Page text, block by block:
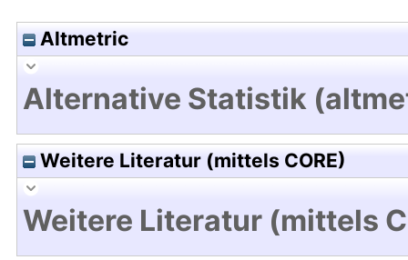
Altmetric
Alternative Statistik
Weitere Literatur (mittels CORE)
Weitere Literatur (mittels